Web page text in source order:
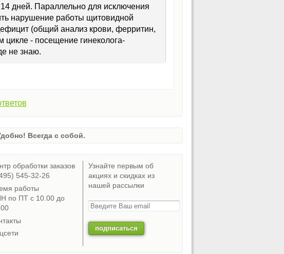
дней. Параллельно для исключения
нарушение работы щитовидной
(общий анализ крови, ферритин,
- посещение гинеколога-
не знаю.
Всегда с собой.
обработки заказов
545-32-26
работы
по ПТ с 10.00 до
Узнайте первым об
акциях и скидках из
нашей рассылки